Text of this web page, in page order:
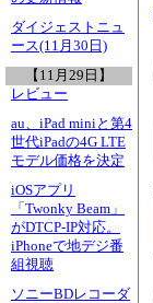
ダイジェストニュ
ース(11月30日)
【11月29日】
レビュー
au、iPad miniと第4
世代iPadの4G LTE
モデル価格を決定
iOSアプリ
「Twonky Beam」
がDTCP-IP対応。
iPhoneで地デジ番
組視聴
ソニーBDレコーダ